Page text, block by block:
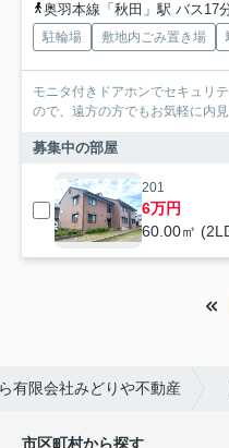
奥羽本線「秋田」駅 バス17
駐輪場 敷地内ごみ置き場
モニタ付きドアホンでセキュリ
ので、遠方の方でもお気軽に内
募集中の部屋
201
6万円
60.00㎡
有限会社みどりや不動産
市区町村から探す